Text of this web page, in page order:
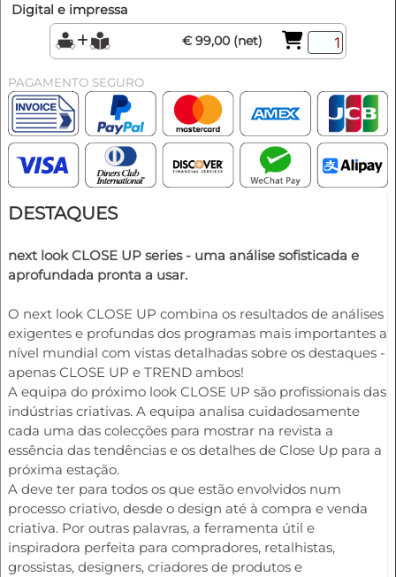
Digital e impressa
€ 99,00 (net)
PAGAMENTO SEGURO
DESTAQUES
next look CLOSE UP series - uma análise sofisticada e
aprofundada pronta a usar.
O next look CLOSE UP combina os resultados de análises
exigentes e profundas dos programas mais importantes a
nível mundial com vistas detalhadas sobre os destaques -
apenas CLOSE UP e TREND ambos!
A equipa do próximo look CLOSE UP são profissionais das
indústrias criativas. A equipa analisa cuidadosamente
cada uma das colecções para mostrar na revista a
essência das tendências e os detalhes de Close Up para a
próxima estação.
A deve ter para todos os que estão envolvidos num
processo criativo, desde o design até à compra e venda
criativa. Por outras palavras, a ferramenta útil e
inspiradora perfeita para compradores, retalhistas,
grossistas, designers, criadores de produtos e